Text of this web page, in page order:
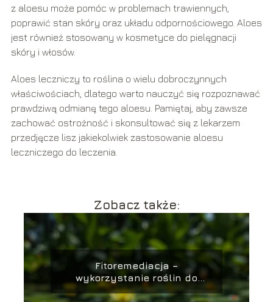
z aloesu może pomóc w problemach trawiennych,
poprawić stan skóry oraz układu odpornościowego. Aloes
jest również stosowany w kosmetyce do pielęgnacji
skóry i włosów.
Aloes leczniczy to roślina o wielu dobroczynnych
właściwościach, dlatego warto nauczyć się rozpoznawać
prawdziwą odmianę tego aloesu. Pamiętaj, aby zawsze
zachować ostrożność i skonsultować się z lekarzem
przedjęcze lisz jakiekolwiek zastosowanie aloesu
leczniczego do leczenia.
Zobacz także:
Fitoremediacja –
wykorzystanie roślin do
oczyszczania gleby i wody